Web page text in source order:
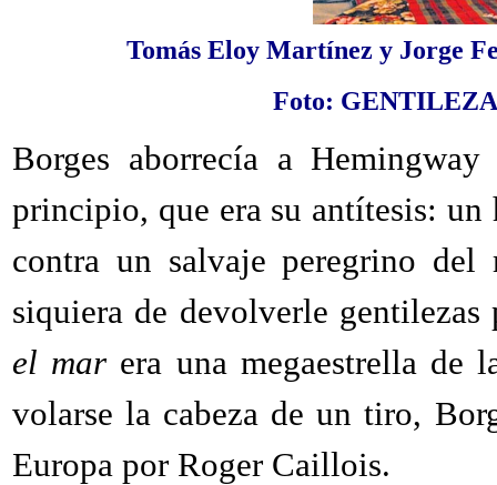
Tomás Eloy Martínez y Jorge
Foto:
Borges aborrecía a
principio, que era su antítesis:
contra un salvaje peregrino
siquiera de devolverle
el mar era una megaestrella de
volarse la cabeza de un tiro,
Europa por Roger Caillois.